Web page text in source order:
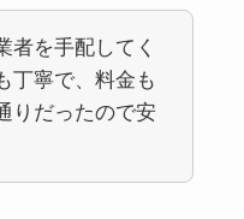
者を手配してく
丁寧で、料金も
りだったので安